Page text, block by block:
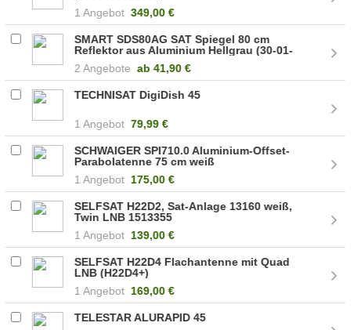
1 Angebot 349,00 €
SMART SDS80AG SAT Spiegel 80 cm
Reflektor aus Aluminium Hellgrau (30-01-
2 Angebote ab41,90 €
TECHNISAT DigiDish 45
1 Angebot 79,99 €
SCHWAIGER SPI710.0 Aluminium-Offset-
Parabolatenne 75 cm weiß
1 Angebot 175,00 €
SELFSAT H22D2, Sat-Anlage 13160 weiß,
Twin LNB 1513355
1 Angebot 139,00 €
SELFSAT H22D4 Flachantenne mit Quad
LNB (H22D4+)
1 Angebot 169,00 €
TELESTAR ALURAPID 45